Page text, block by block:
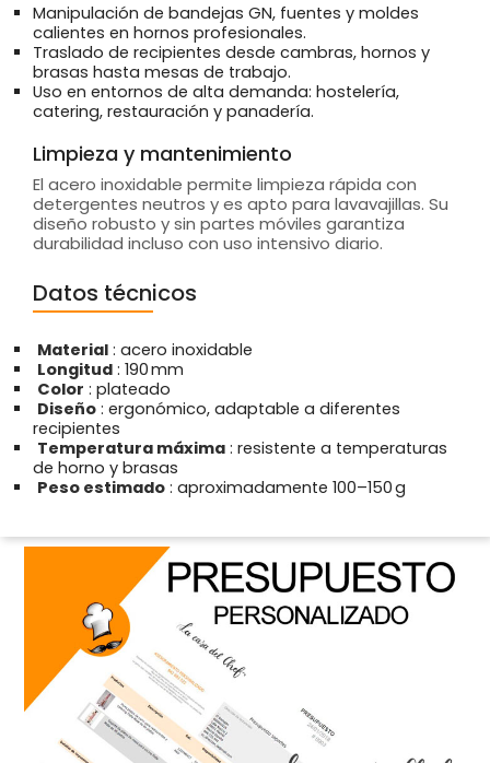
Manipulación de bandejas GN, fuentes y moldes
calientes en hornos profesionales.
Traslado de recipientes desde cambras, hornos y
brasas hasta mesas de trabajo.
Uso en entornos de alta demanda: hostelería,
catering, restauración y panadería.
Limpieza y mantenimiento
El acero inoxidable permite limpieza rápida con
detergentes neutros y es apto para lavavajillas. Su
diseño robusto y sin partes móviles garantiza
durabilidad incluso con uso intensivo diario.
Datos técnicos
Material : acero inoxidable
Longitud : 190 mm
Color : plateado
Diseño : ergonómico, adaptable a diferentes
recipientes
Temperatura máxima : resistente a temperaturas
de horno y brasas
Peso estimado : aproximadamente 100–150 g